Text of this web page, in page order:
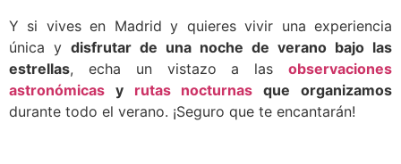
Y si vives en Madrid y quieres vivir una experiencia
única y disfrutar de una noche de verano bajo las
estrellas, echa un vistazo a las observaciones
astronómicas y rutas nocturnas que organizamos
durante todo el verano. ¡Seguro que te encantarán!